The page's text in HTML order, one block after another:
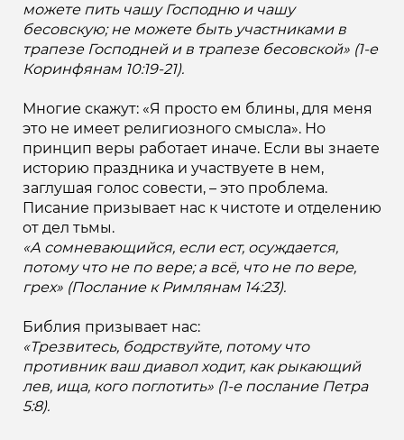
можете пить чашу Господню и чашу
бесовскую; не можете быть участниками в
трапезе Господней и в трапезе бесовской» (1-е
Коринфянам 10:19-21).
Многие скажут: «Я просто ем блины, для меня
это не имеет религиозного смысла». Но
принцип веры работает иначе. Если вы знаете
историю праздника и участвуете в нем,
заглушая голос совести, – это проблема.
Писание призывает нас к чистоте и отделению
от дел тьмы.
«А сомневающийся, если ест, осуждается,
потому что не по вере; а всё, что не по вере,
грех» (Послание к Римлянам 14:23).
Библия призывает нас:
«Трезвитесь, бодрствуйте, потому что
противник ваш диавол ходит, как рыкающий
лев, ища, кого поглотить» (1-е послание Петра
5:8).